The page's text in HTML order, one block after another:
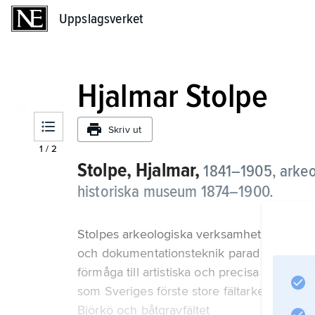
Uppslagsverket
1 /2
Hjalmar Stolpe
Skriv ut
Stolpe, Hjalmar, 1841–1905,
historiska museum 1874–1900.
Stolpes arkeologiska verksamhet
och dokumentationsteknik parad med
förmåga till artistiska och precisa
som Sveriges förste store fältarkeolog
Björkö och båtgravfältet